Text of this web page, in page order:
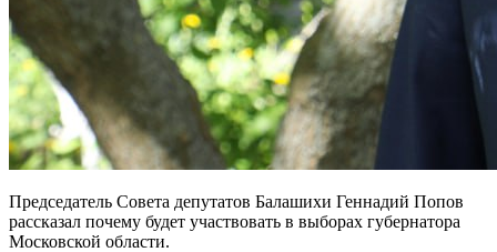
Председатель Совета депутатов Балашихи Геннадий Попов
рассказал почему будет участвовать в выборах губернатора
Московской области.